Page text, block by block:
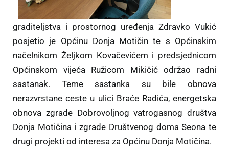
graditeljstva i prostornog uređenja Zdravko Vukić
posjetio je Općinu Donja Motičin te s Općinskim
načelnikom Željkom Kovačevićem i predsjednicom
Općinskom vijeća Ružicom Mikičić održao radni
sastanak. Teme sastanka su bile obnova
nerazvrstane ceste u ulici Braće Radića, energetska
obnova zgrade Dobrovoljnog vatrogasnog društva
Donja Motičina i zgrade Društvenog doma Seona te
drugi projekti od interesa za Općinu Donja Motičina.